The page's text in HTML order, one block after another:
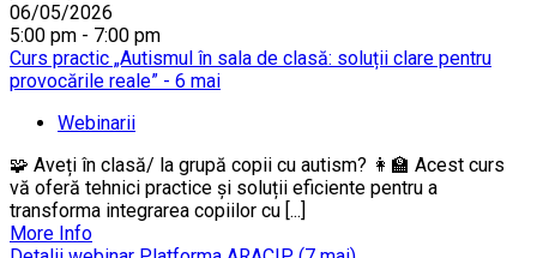
06/05/2026
5:00 pm - 7:00 pm
Curs practic „Autismul în sala de clasă: soluții clare pentru
provocările reale” - 6 mai
Webinarii
🧩 Aveți în clasă/ la grupă copii cu autism? 👩‍🏫 Acest curs
vă oferă tehnici practice și soluții eficiente pentru a
transforma integrarea copiilor cu [...]
More Info